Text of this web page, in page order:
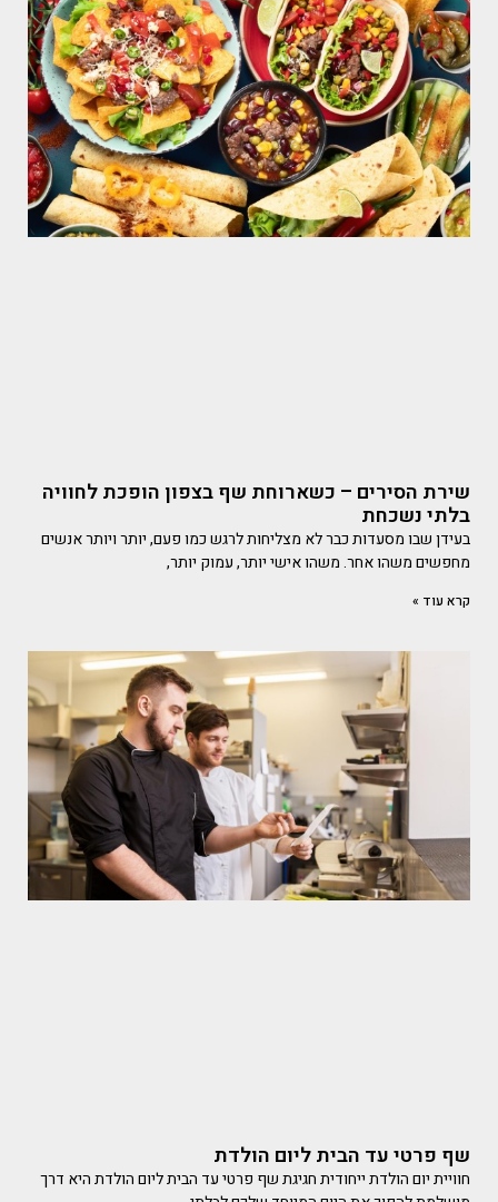
שירת הסירים – כשארוחת שף בצפון הופכת לחוויה
בלתי נשכחת
בעידן שבו מסעדות כבר לא מצליחות לרגש כמו פעם, יותר ויותר אנשים
מחפשים משהו אחר. משהו אישי יותר, עמוק יותר,
קרא עוד »
שף פרטי עד הבית ליום הולדת
חוויית יום הולדת ייחודית חגיגת שף פרטי עד הבית ליום הולדת היא דרך